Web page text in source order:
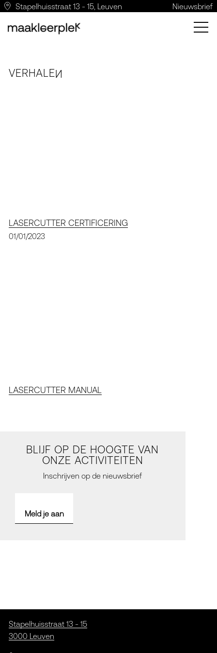
Stapelhuisstraat 13 - 15, Leuven Nieuwsbrief
VERHALEN
LASERCUTTER CERTIFICERING
01/01/2023
LASERCUTTER MANUAL
BLIJF OP DE HOOGTE VAN
ONZE ACTIVITEITEN
Inschrijven op de nieuwsbrief
Meld je aan
Stapelhuisstraat 13 - 15
3000 Leuven